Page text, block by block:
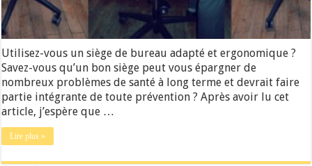
Utilisez-vous un siège de bureau adapté et ergonomique ?
Savez-vous qu’un bon siège peut vous épargner de
nombreux problèmes de santé à long terme et devrait faire
partie intégrante de toute prévention ? Après avoir lu cet
article, j’espère que …
Lire plus »